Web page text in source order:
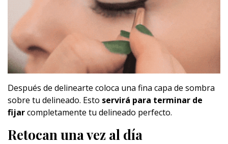
Después de delinearte coloca una fina capa de sombra
sobre tu delineado. Esto servirá para terminar de
fijarcompletamente tu delineado perfecto.
Retocan una vez al día